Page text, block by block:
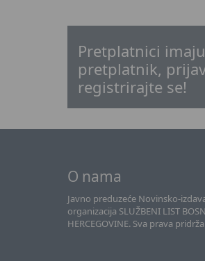
Pretplatnici
pretplatnik,
registrirajte se!
O nama
Javno preduzeće Novinsko-
organizacija SLUŽBENI LIST
HERCEGOVINE. Sva prava